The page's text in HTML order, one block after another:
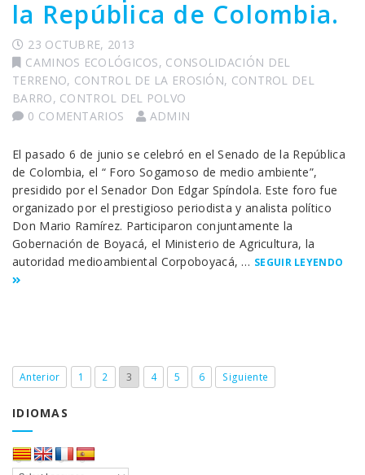
la República de Colombia.
23 OCTUBRE, 2013
CAMINOS ECOLÓGICOS, CONSOLIDACIÓN DEL
TERRENO, CONTROL DE LA EROSIÓN, CONTROL DEL
BARRO, CONTROL DEL POLVO
0 COMENTARIOS
ADMIN
El pasado 6 de junio se celebró en el Senado de la República
de Colombia, el “ Foro Sogamoso de medio ambiente”,
presidido por el Senador Don Edgar Spíndola. Este foro fue
organizado por el prestigioso periodista y analista político
Don Mario Ramírez. Participaron conjuntamente la
Gobernación de Boyacá, el Ministerio de Agricultura, la
autoridad medioambiental Corpoboyacá, … SEGUIR LEYENDO
Anterior 1 2 3 4 5 6 Siguiente
IDIOMAS